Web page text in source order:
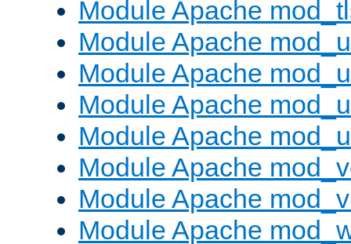
Module Apache
Module Apache
Module Apache
Module Apache
Module Apache
Module Apache
Module Apache
Module Apache